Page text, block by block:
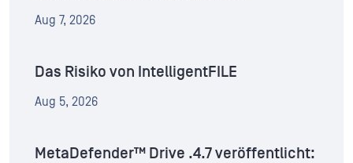
Aug 7, 2026
Das Risiko von IntelligentFILE
Aug 5, 2026
MetaDefender™ Drive .4.7 veröffentlicht: